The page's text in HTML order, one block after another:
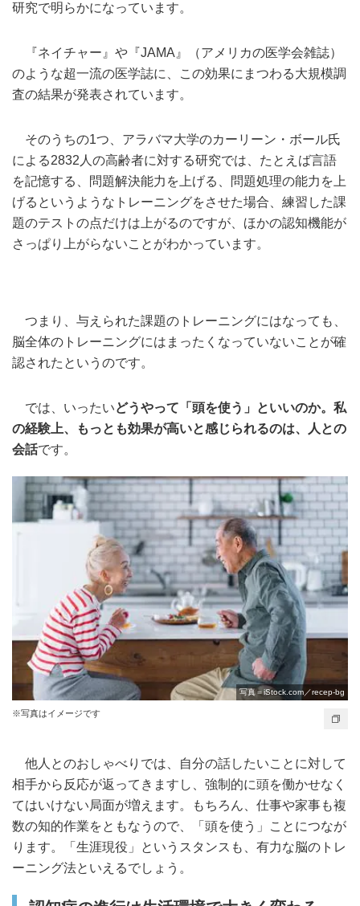
研究で明らかになっています。
『ネイチャー』や『JAMA』（アメリカの医学会雑誌）
のような超一流の医学誌に、この効果にまつわる大規模調
査の結果が発表されています。
そのうちの1つ、アラバマ大学のカーリーン・ボール氏
による2832人の高齢者に対する研究では、たとえば言語
を記憶する、問題解決能力を上げる、問題処理の能力を上
げるというようなトレーニングをさせた場合、練習した課
題のテストの点だけは上がるのですが、ほかの認知機能が
さっぱり上がらないことがわかっています。
つまり、与えられた課題のトレーニングにはなっても、
脳全体のトレーニングにはまったくなっていないことが確
認されたというのです。
では、いったいどうやって「頭を使う」といいのか。私
の経験上、もっとも効果が高いと感じられるのは、人との
会話です。
写真＝iStock.com／recep-bg
※写真はイメージです
他人とのおしゃべりでは、自分の話したいことに対して
相手から反応が返ってきますし、強制的に頭を働かせなく
てはいけない局面が増えます。もちろん、仕事や家事も複
数の知的作業をともなうので、「頭を使う」ことにつなが
ります。「生涯現役」というスタンスも、有力な脳のトレ
ーニング法といえるでしょう。